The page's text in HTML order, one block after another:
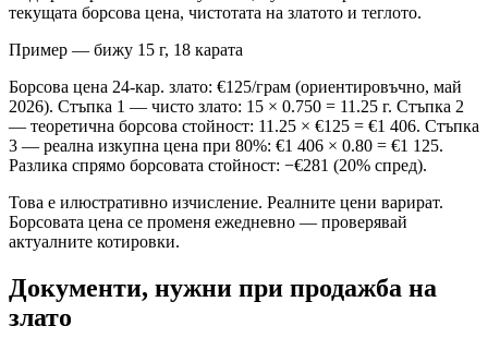
текущата борсова цена, чистотата на златото и теглото.
Пример — бижу 15 г, 18 карата
Борсова цена 24-кар. злато: €125/грам (ориентировъчно, май
2026). Стъпка 1 — чисто злато: 15 × 0.750 = 11.25 г. Стъпка 2
— теоретична борсова стойност: 11.25 × €125 = €1 406. Стъпка
3 — реална изкупна цена при 80%: €1 406 × 0.80 = €1 125.
Разлика спрямо борсовата стойност: −€281 (20% спред).
Това е илюстративно изчисление. Реалните цени варират.
Борсовата цена се променя ежедневно — проверявай
актуалните котировки.
Документи, нужни при продажба на
злато